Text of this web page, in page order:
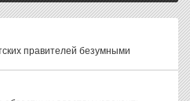
правителей безумными